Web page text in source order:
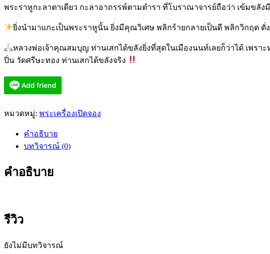
พระราหูกะลาตาเดียว กะลาอาถรรพ์ตามตำรา ที่โบราณาจารย์ถือว่า เข้มขลัง
ยิ่งนำมาแกะเป็นพระราหูนั้น ยิ่งมีคุณวิเศษ พลิกร้ายกลายเป็นดี พลิกวิกฤต
หลวงพ่อเจ้าคุณสมบุญ ท่านเสกได้ขลังยิ่งที่สุดในเมืองนนท์เลยก็ว่าได้ เพร
ปิ่น วัดศรีษะทอง ท่านเสกได้ขลังจริง
หมวดหมู่: พระเครื่องเปิดจอง
คำอธิบาย
บทวิจารณ์ (0)
คำอธิบาย
รีวิว
ยังไม่มีบทวิจารณ์